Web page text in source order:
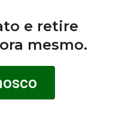
e retire
mesmo.